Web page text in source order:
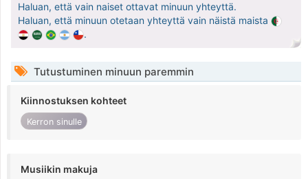
Haluan, että vain naiset ottavat minuun yhteyttä.
Haluan, että minuun otetaan yhteyttä vain näistä maista
.
Tutustuminen minuun paremmin
Kiinnostuksen kohteet
Kerron sinulle
Musiikin makuja